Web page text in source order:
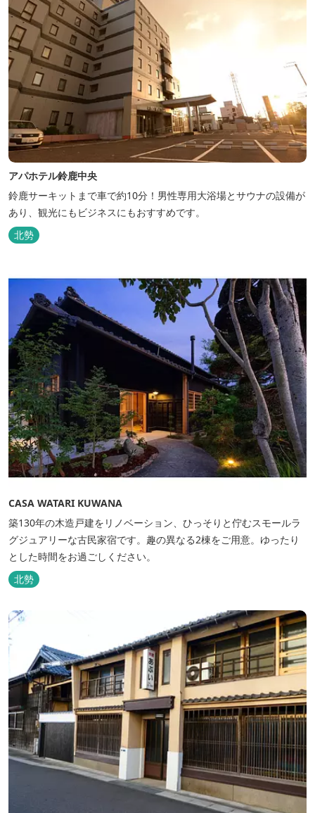
アパホテル鈴鹿中央
鈴鹿サーキットまで車で約10分！男性専用大浴場とサウナの設備が
あり、観光にもビジネスにもおすすめです。
北勢
CASA WATARI KUWANA
築130年の木造戸建をリノベーション、ひっそりと佇むスモールラ
グジュアリーな古民家宿です。趣の異なる2棟をご用意。ゆったり
とした時間をお過ごしください。
北勢